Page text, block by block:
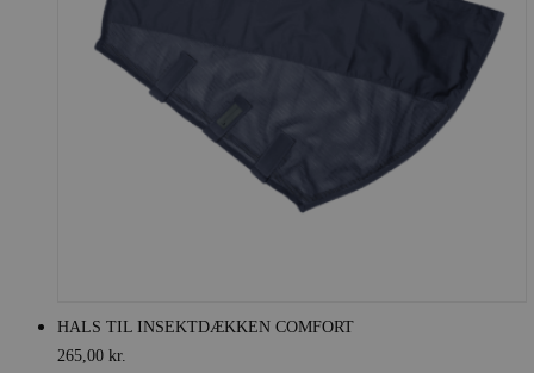
HALS TIL INSEKTDÆKKEN COMFORT
265,00 kr.